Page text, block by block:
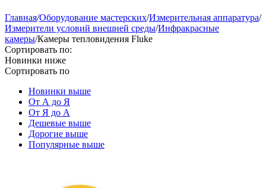
Главная/Оборудование мастерских/Измерительная аппаратура/
Измерители условий внешней среды/Инфракрасные
камеры/Камеры тепловидения Fluke
Сортировать по:
Новинки ниже
Сортировать по
Новинки выше
От А до Я
От Я до А
Дешевые выше
Дорогие выше
Популярные выше